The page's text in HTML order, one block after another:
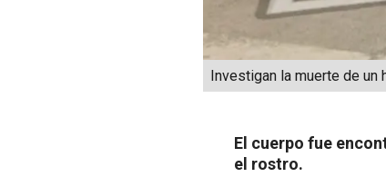
Investigan la muerte de un
El cuerpo fue
el rostro.